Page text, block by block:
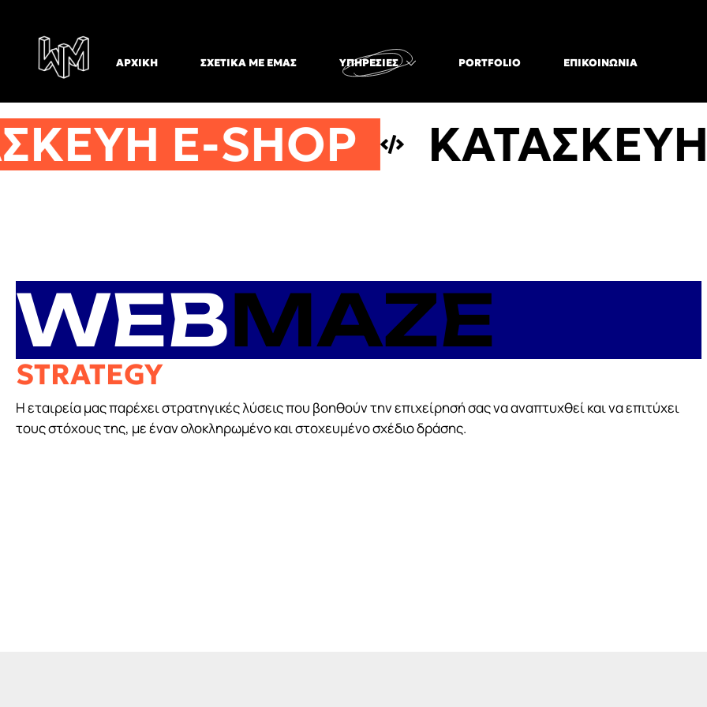
ΑΡΧΙΚΉ ΣΧΕΤΙΚΆ ΜΕ ΕΜΆΣ ΥΠΗΡΕΣΊΕΣ PORTFOLIO ΕΠΙΚΟΙΝΩΝΊΑ
E-SHOP ΚΑΤΑΣΚΕΥΗ
WEBMAZE
STRATEGY
Η εταιρεία μας παρέχει στρατηγικές λύσεις που βοηθούν την επιχείρησή σας να αναπτυχθεί και να επιτύχει
τους στόχους της, με έναν ολοκληρωμένο και στοχευμένο σχέδιο δράσης.